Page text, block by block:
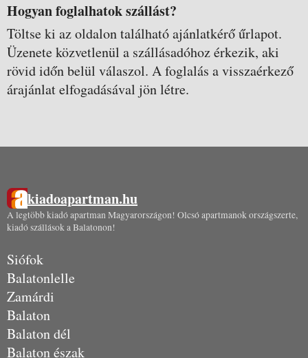
Hogyan foglalhatok szállást?
Töltse ki az oldalon található ajánlatkérő űrlapot.
Üzenete közvetlenül a szállásadóhoz érkezik, aki
rövid időn belül válaszol. A foglalás a visszaérkező
árajánlat elfogadásával jön létre.
kiadoapartman.hu
A legtöbb kiadó apartman Magyarországon! Olcsó apartmanok országszerte,
kiadó szállások a Balatonon!
Siófok
Balatonlelle
Zamárdi
Balaton
Balaton dél
Balaton észak